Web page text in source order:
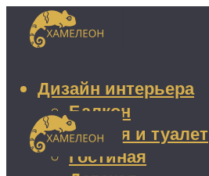
Дизайн интерьера
Балкон
Ванная и туалет
Гостиная